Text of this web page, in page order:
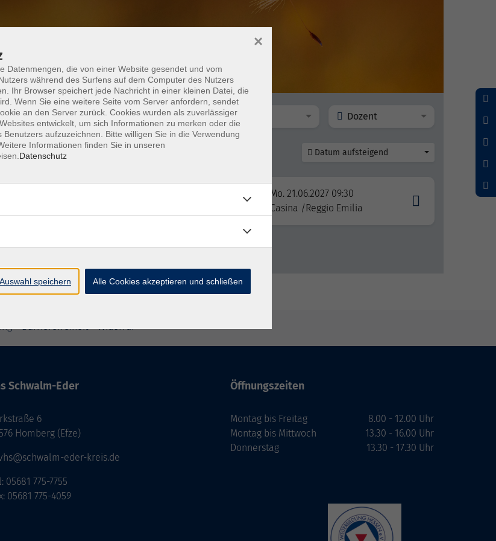
Wochentage Tageszeit Ort Dozent
nur buchbare Datum aufsteigend
Italienisch intensiv in Casina/Emilia Romagna
Mo. 21.06.2027 09:30
Casina /Reggio Emilia
Barrierefreiheit Widerruf
Schwalm-Eder
6
Homberg (Efze)
eder-kreis.de
05681 775-7755
05681 775-4059
Öffnungszeiten
Montag bis Freitag
Montag bis Mittwoch
Donnerstag
8.00 - 12.00 Uhr
13.30 - 16.00 Uhr
13.30 - 17.30 Uhr
Datenmengen, die von einer Website gesendet und vom
während des Surfens auf dem Computer des Nutzers
Ihr Browser speichert jede Nachricht in einer kleinen Datei, die
Wenn Sie eine weitere Seite vom Server anfordern, sendet
an den Server zurück. Cookies wurden als zuverlässiger
entwickelt, um sich Informationen zu merken oder die
Benutzers aufzuzeichnen. Bitte willigen Sie in die Verwendung
Informationen finden Sie in unseren
Datenschutz
×
Auswahl speichern Alle Cookies akzeptieren und schließen